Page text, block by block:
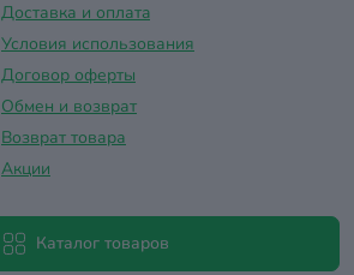
Доставка и оплатa
Условия использования
Договор оферты
Обмен и возврат
Возврат товара
Акции
Каталог товаров